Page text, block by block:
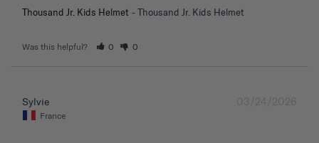
Thousand Jr. Kids Helmet Thousand Jr. Kids Helmet
Was this helpful? 0 0
03/24/2026
Sylvie
France